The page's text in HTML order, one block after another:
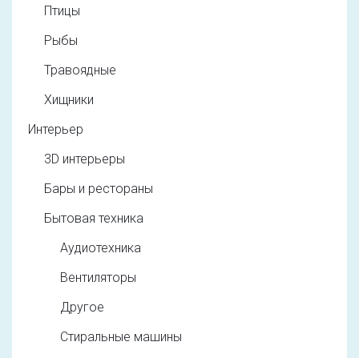
Птицы
Рыбы
Травоядные
Хищники
Интерьер
3D интерьеры
Бары и рестораны
Бытовая техника
Аудиотехника
Вентиляторы
Другое
Стиральные машины